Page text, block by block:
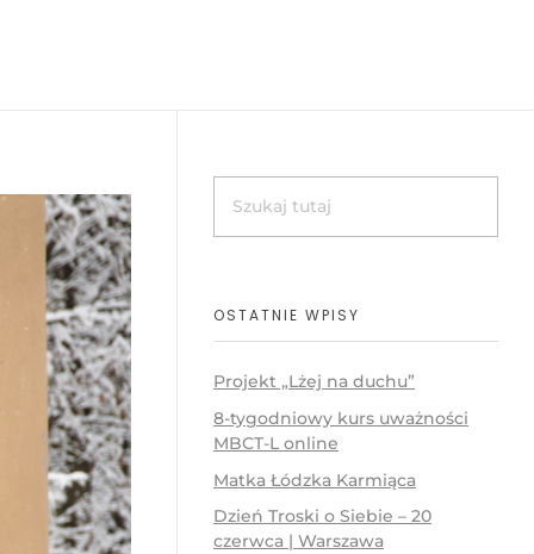
OSTATNIE WPISY
Projekt „Lżej na duchu”
8-tygodniowy kurs uważności
MBCT-L online
Matka Łódzka Karmiąca
Dzień Troski o Siebie – 20
czerwca | Warszawa